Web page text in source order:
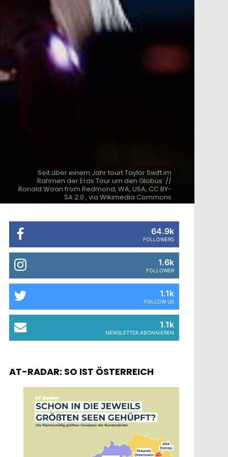
Seit über einem Jahr tourt Taylor Swift im
Rahmen der Eras Tour um den Globus. //
Ronald Woan from Redmond, WA, USA, CC BY-
SA 2.0 , via Wikimedia Commons
64.9k
FOLLOWERS
1.6k
FOLLOWER
1.1k
FOLLOW US
1.1k
NEWSLETTER ABONNIEREN
AT-RADAR: SO IST ÖSTERREICH